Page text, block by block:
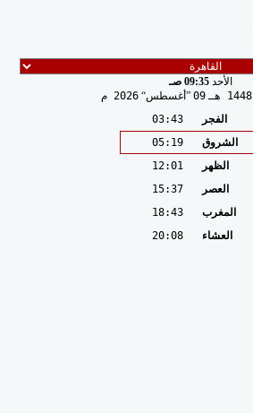
الأحد09:35 صـ
1448 هـ 09 أغسطس 2026 م
الفجر
03:43
الشروق
05:19
الظهر
12:01
العصر
15:37
المغرب
18:43
العشاء
20:08